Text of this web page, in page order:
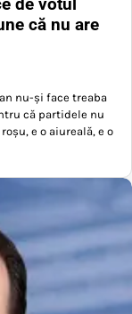
că nu are
nu-și face treaba
că partidele nu
e o aiureală, e o